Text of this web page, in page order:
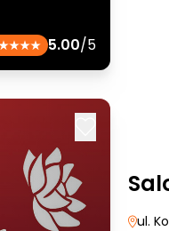
5.00/5
ul.